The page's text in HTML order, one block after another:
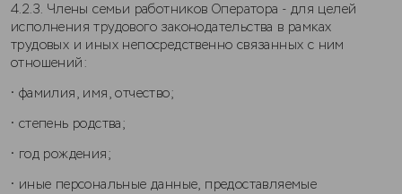
4.2.3. Члены семьи работников Оператора - для целей
исполнения трудового законодательства в рамках
трудовых и иных непосредственно связанных с ним
отношений:
• фамилия, имя, отчество;
• степень родства;
• год рождения;
• иные персональные данные, предоставляемые